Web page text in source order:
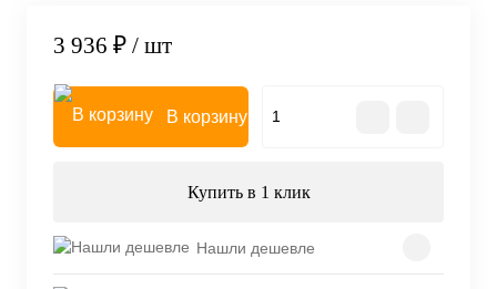
3 936 ₽ / шт
В корзину
Купить в 1 клик
Нашли дешевле